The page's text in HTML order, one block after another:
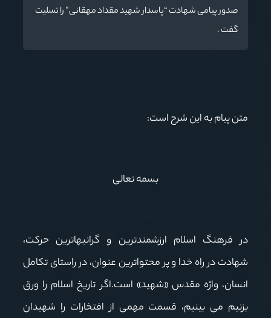
صدور پیامی شهادت “پاسدار شهید مقداد مهقانی” را تسلیت
گفت .
متن پیام به این شرح است:
بسمه تعالی
در فرهنگ اسلام ارزشمندترین و گرانبهاترین حرکت،
شهادت در راه خدا و پر محتواترین عنوان، در راستاى تکامل
انسان، واژه مقدس «شهید» است.اگر تاریخ اسلام را ورق
بزنیم مى‏ بینیم، قسمت مهمى از افتخارات را شهیدان